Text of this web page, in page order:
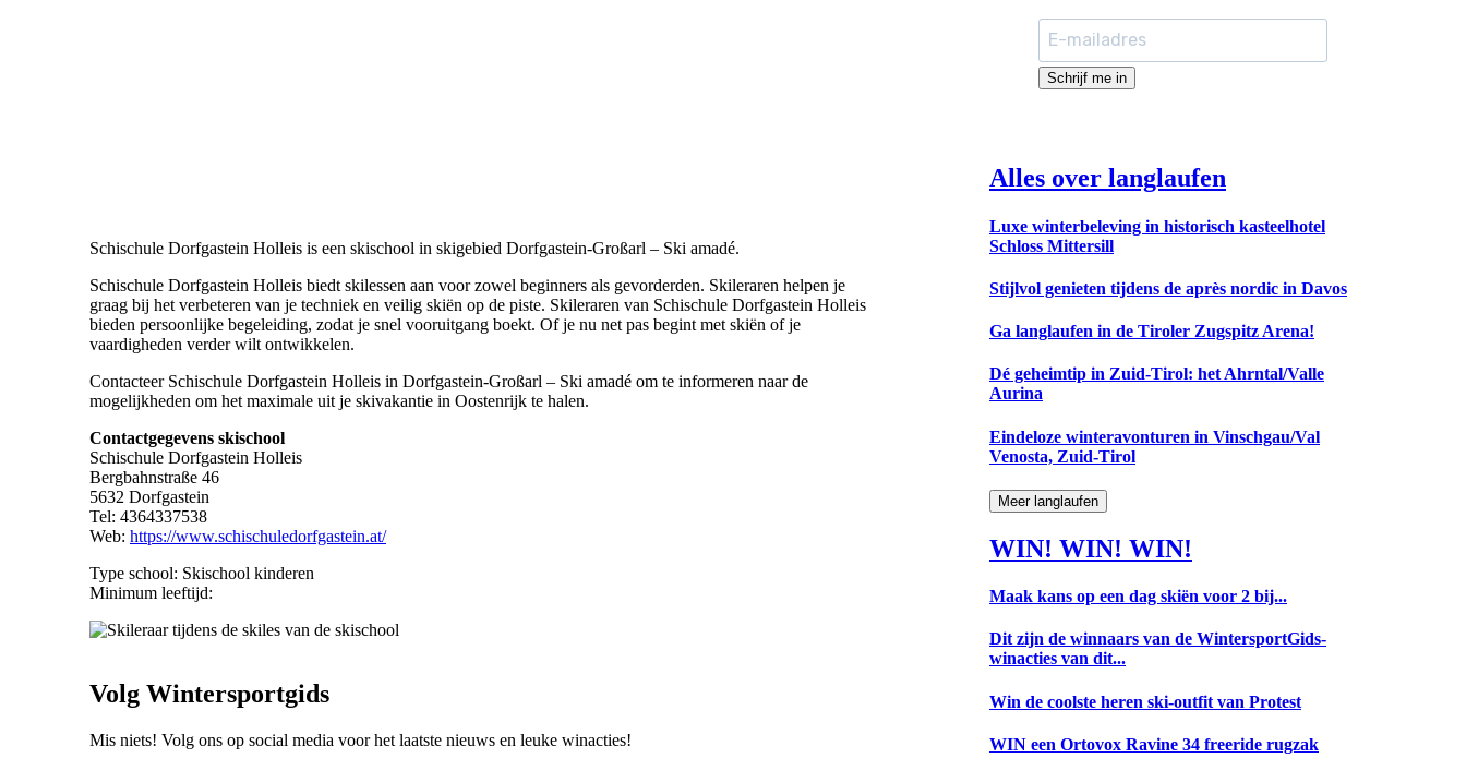
Schischule Dorfgastein Holleis is een skischool in skigebied Dorfgastein-Großarl – Ski amadé.
Schischule Dorfgastein Holleis biedt skilessen aan voor zowel beginners als gevorderden. Skileraren helpen je
graag bij het verbeteren van je techniek en veilig skiën op de piste. Skileraren van Schischule Dorfgastein Holleis
bieden persoonlijke begeleiding, zodat je snel vooruitgang boekt. Of je nu net pas begint met skiën of je
vaardigheden verder wilt ontwikkelen.
Contacteer Schischule Dorfgastein Holleis in Dorfgastein-Großarl – Ski amadé om te informeren naar de
mogelijkheden om het maximale uit je skivakantie in Oostenrijk te halen.
Contactgegevens skischool
Schischule Dorfgastein Holleis
Bergbahnstraße 46
5632 Dorfgastein
Tel: 4364337538
Web: https://www.schischuledorfgastein.at/
Type school: Skischool kinderen
Minimum leeftijd:
Volg Wintersportgids
Mis niets! Volg ons op social media voor het laatste nieuws en leuke winacties!
Schrijf me in
Alles over langlaufen
Luxe winterbeleving in historisch kasteelhotel
Schloss Mittersill
Stijlvol genieten tijdens de après nordic in Davos
Ga langlaufen in de Tiroler Zugspitz Arena!
Dé geheimtip in Zuid-Tirol: het Ahrntal/Valle
Aurina
Eindeloze winteravonturen in Vinschgau/Val
Venosta, Zuid-Tirol
Meer langlaufen
WIN! WIN! WIN!
Maak kans op een dag skiën voor 2 bij...
Dit zijn de winnaars van de WintersportGids-
winacties van dit...
Win de coolste heren ski-outfit van Protest
WIN een Ortovox Ravine 34 freeride rugzak